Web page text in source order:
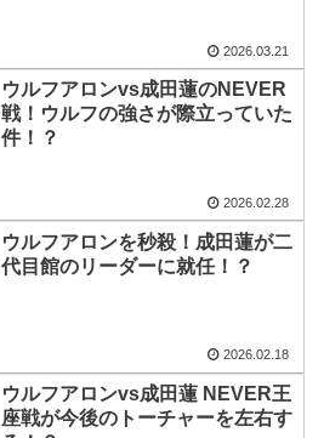
2026.03.21
ウルフアロンvs成田蓮のNEVER
戦！ウルフの強さが際立っていた
件！？
2026.02.28
ウルフアロンを秒殺！成田蓮が二
代目館のリーダーに就任！？
2026.02.18
ウルフアロンvs成田蓮 NEVER王
座戦が今後のトーチャーを左右す